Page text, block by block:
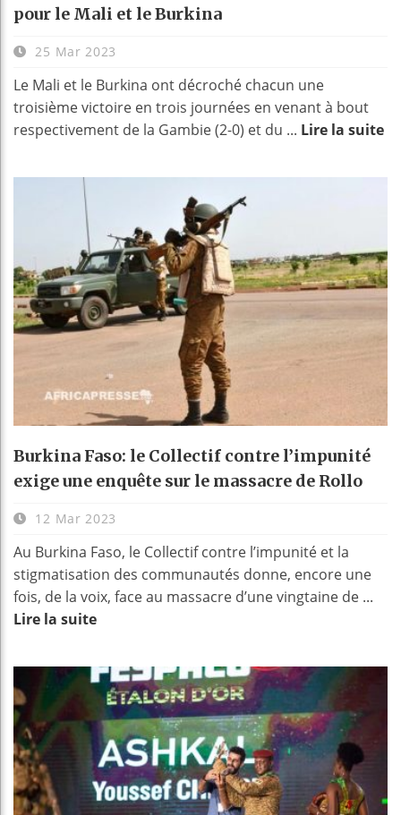
pour le Mali et le Burkina
25 Mar 2023
Le Mali et le Burkina ont décroché chacun une
troisième victoire en trois journées en venant à bout
respectivement de la Gambie (2-0) et du ... Lire la suite
Burkina Faso: le Collectif contre l’impunité
exige une enquête sur le massacre de Rollo
12 Mar 2023
Au Burkina Faso, le Collectif contre l’impunité et la
stigmatisation des communautés donne, encore une
fois, de la voix, face au massacre d’une vingtaine de ...
Lire la suite